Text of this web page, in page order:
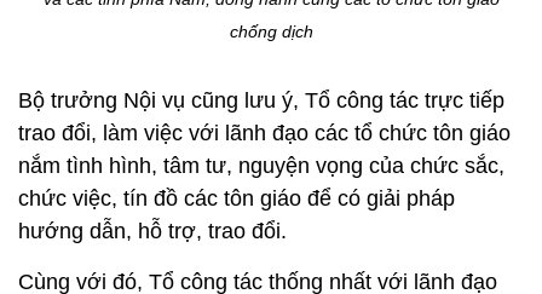
chống dịch
Bộ trưởng Nội vụ cũng lưu ý, Tổ công tác trực tiếp
trao đổi, làm việc với lãnh đạo các tổ chức tôn giáo
nắm tình hình, tâm tư, nguyện vọng của chức sắc,
chức việc, tín đồ các tôn giáo để có giải pháp
hướng dẫn, hỗ trợ, trao đổi.
Cùng với đó, Tổ công tác thống nhất với lãnh đạo